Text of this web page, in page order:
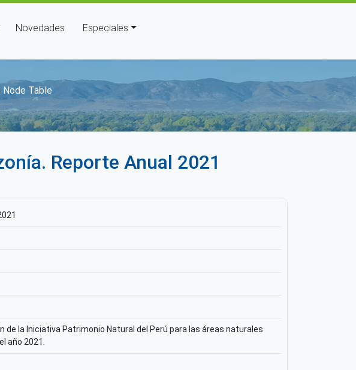
Novedades Especiales
de ayuda a la navegación
Table
Reporte Anual 2021
la Iniciativa Patrimonio Natural del Perú para las áreas naturales
año 2021.